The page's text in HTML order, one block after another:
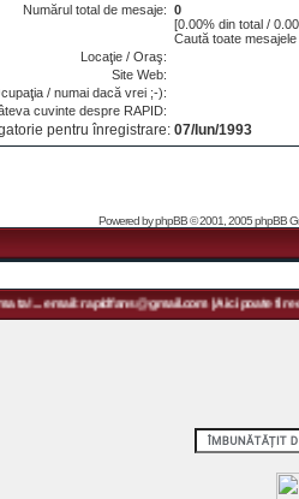
Numărul total de mesaje: 0
[0.00% din total /
Caută toate
Locaţie / Oraş:
Site Web:
/ numai dacă vrei ;-):
cuvinte despre RAPID:
pentru înregistrare: 07/Iun/1993
Powered byphpBB© 2001, 2005 phpBB
email: rapidfans@gmail.com | Aici poate fi